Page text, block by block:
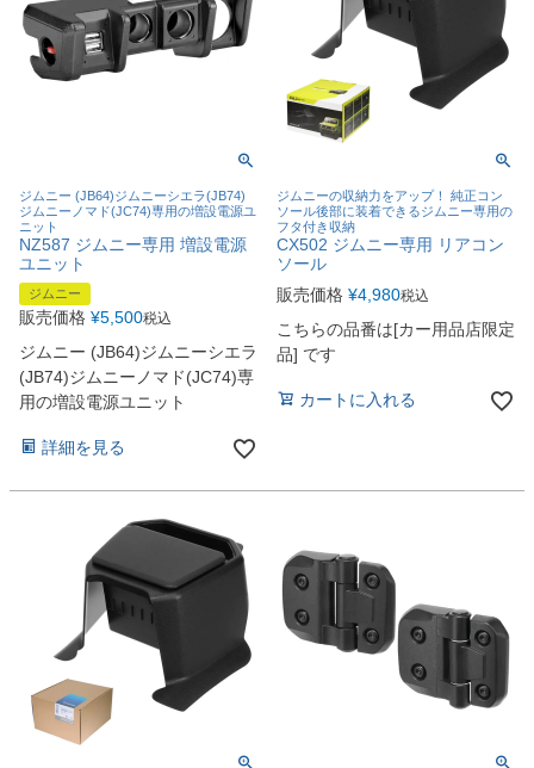
ジムニー (JB64)ジムニーシエラ(JB74)
ジムニーノマド(JC74)専用の増設電源ユ
ニット
NZ587 ジムニー専用 増設電源
ユニット
ジムニー
販売価格 ¥5,500税込
ジムニー (JB64)ジムニーシエラ
(JB74)ジムニーノマド(JC74)専
用の増設電源ユニット
詳細を見る
ジムニーの収納力をアップ！ 純正コン
ソール後部に装着できるジムニー専用の
フタ付き収納
CX502 ジムニー専用 リアコン
ソール
販売価格 ¥4,980税込
こちらの品番は[カー用品店限定
品] です
カートに入れる